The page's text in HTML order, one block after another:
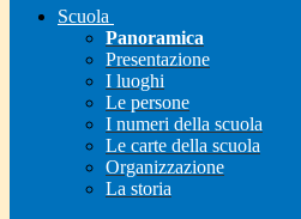
Scuola
Panoramica
Presentazione
I luoghi
Le persone
I numeri della scuola
Le carte della scuola
Organizzazione
La storia